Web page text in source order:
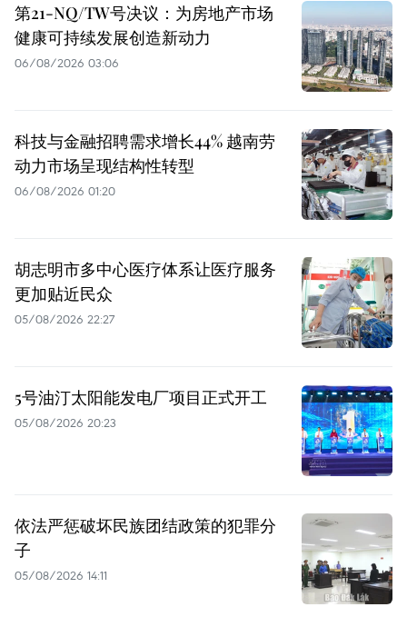
第21-NQ/TW号决议：为房地产市场
健康可持续发展创造新动力
06/08/2026 03:06
科技与金融招聘需求增长44% 越南劳
动力市场呈现结构性转型
06/08/2026 01:20
胡志明市多中心医疗体系让医疗服务
更加贴近民众
05/08/2026 22:27
5号油汀太阳能发电厂项目正式开工
05/08/2026 20:23
依法严惩破坏民族团结政策的犯罪分
子
05/08/2026 14:11